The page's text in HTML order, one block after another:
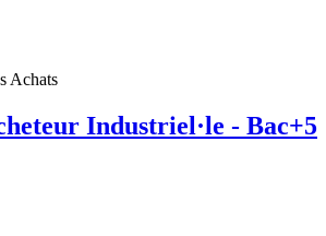
Achats
Industriel·le - Bac+5